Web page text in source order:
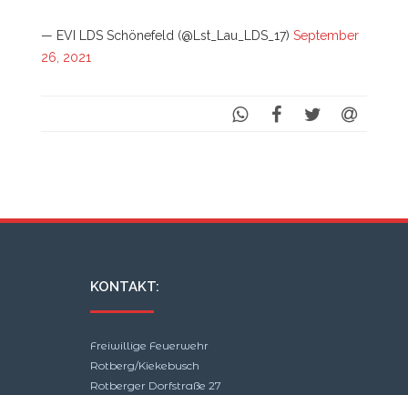
— EVI LDS Schönefeld (@Lst_Lau_LDS_17) September
26, 2021
KONTAKT:
Freiwillige Feuerwehr
Rotberg/Kiekebusch
Rotberger Dorfstraße 27